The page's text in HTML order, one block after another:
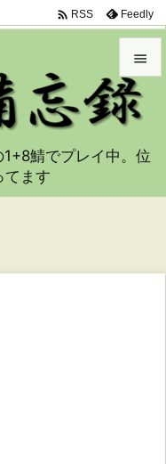


メニュ
サイド
 RSS Feedly
鯖でプレイ中。位
てます